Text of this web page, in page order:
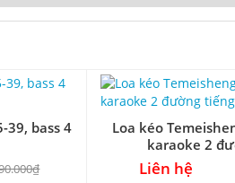
39, bass 4
Loa kéo
karaoke 2
Liên hệ